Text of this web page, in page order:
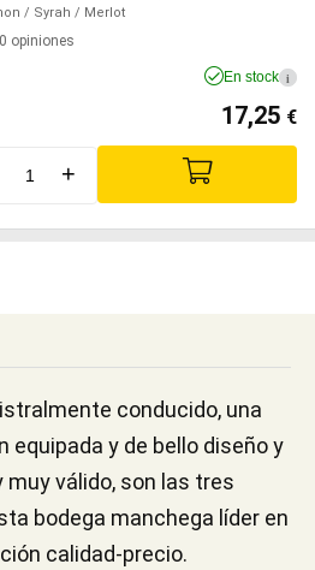
/ Syrah / Merlot
0 opiniones
En stock i
17,25 €
+
conducido, una
equipada y de bello diseño y
muy válido, son las tres
bodega manchega líder en
calidad-precio.